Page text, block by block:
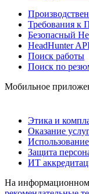
Требования к
Безопасный
HeadHunter
Поиск работы
Поиск по
Мобильное
Этика и
Оказание
Защита
ИТ
На информационном